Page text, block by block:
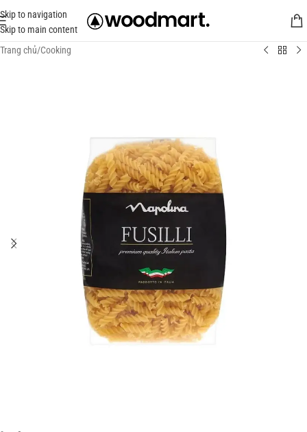
Skip to navigation
Skip to main content
Trang chủ/Cooking